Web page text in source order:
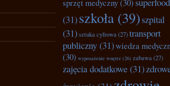
sprzęt medyczny(30)
(31)szkoła (39) szpital
(31)sztuka cyfrowa(27)transport
publiczny (31)wiedza
(30) wyposażenie wnętrz (26) zabawa(27)
zajęcia dodatkowe (31)